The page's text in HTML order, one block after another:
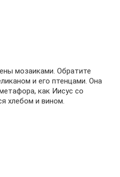
мозаиками. Обратите
и его птенцами. Она
как Иисус со
хлебом и вином.